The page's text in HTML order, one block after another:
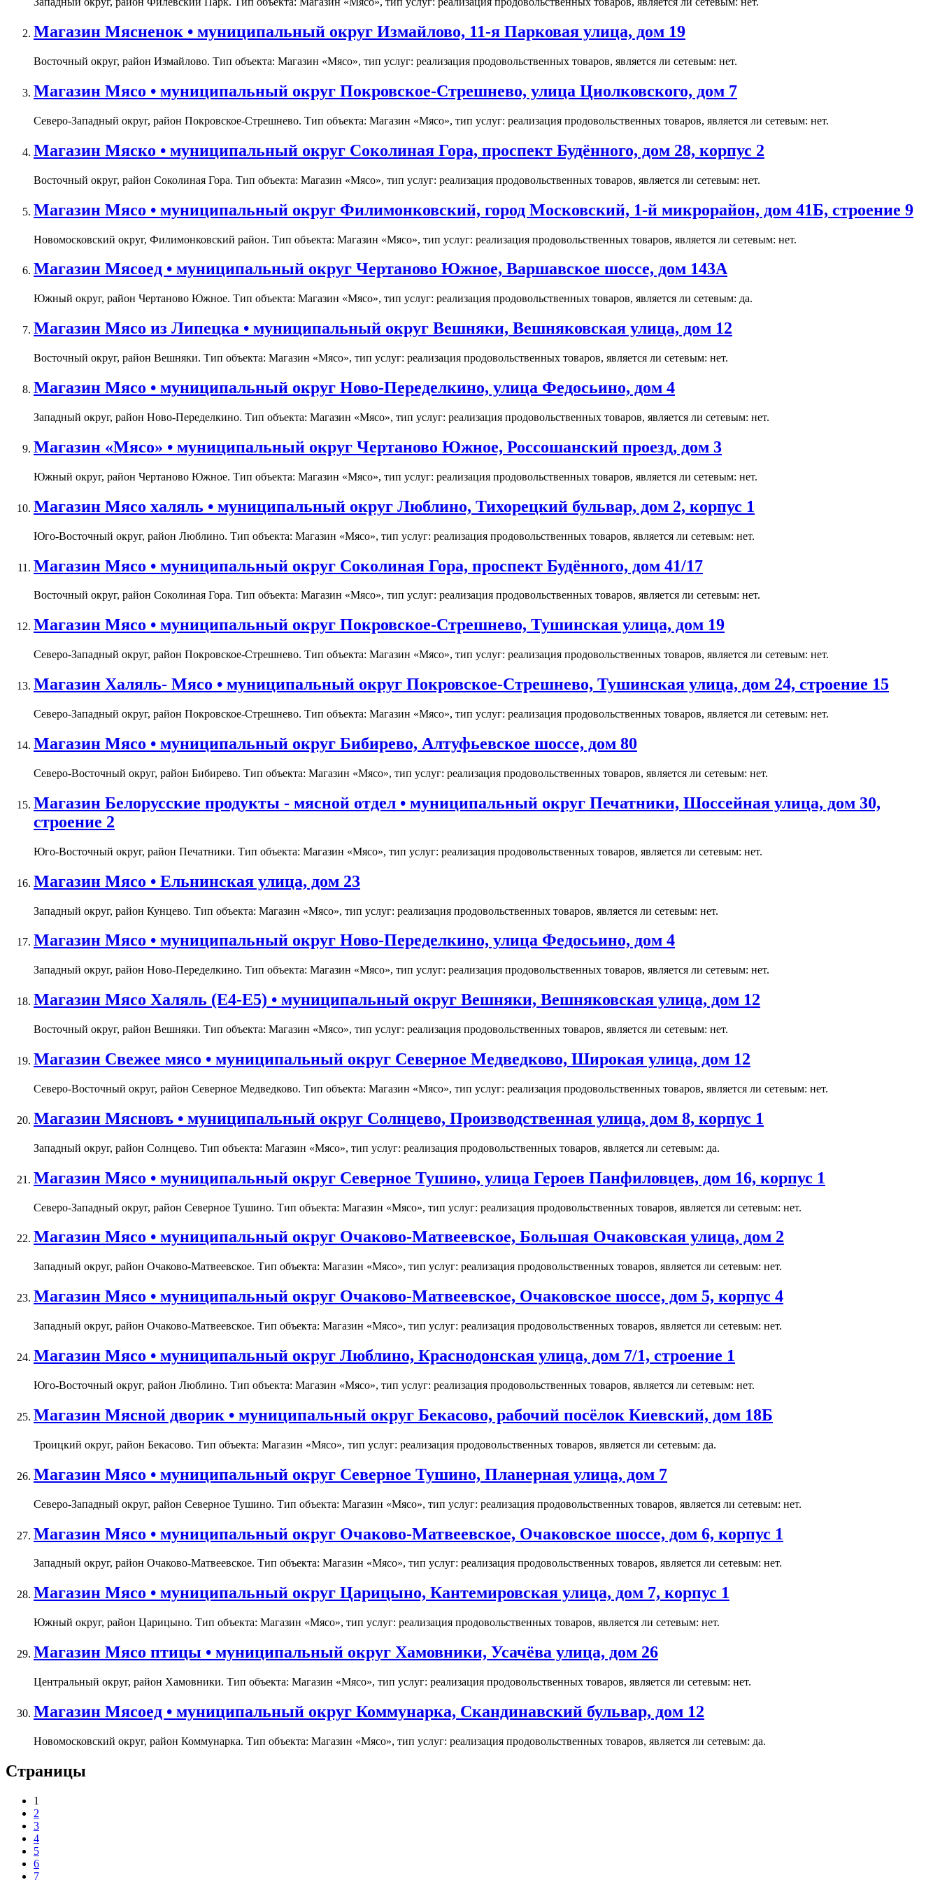
Магазин Мясненок • муниципальный округ Измайлово, 11-я Парковая улица, дом 19
Восточный округ, район Измайлово. Тип объекта: Магазин «Мясо», тип услуг: реализация продовольственных товаров, является ли сетевым: нет.
Магазин Мясо • муниципальный округ Покровское-Стрешнево, улица Циолковского, дом 7
Северо-Западный округ, район Покровское-Стрешнево. Тип объекта: Магазин «Мясо», тип услуг: реализация продовольственных товаров, является ли сетевым: нет.
Магазин Мяско • муниципальный округ Соколиная Гора, проспект Будённого, дом 28, корпус 2
Восточный округ, район Соколиная Гора. Тип объекта: Магазин «Мясо», тип услуг: реализация продовольственных товаров, является ли сетевым: нет.
Магазин Мясо • муниципальный округ Филимонковский, город Московский, 1-й микрорайон, дом 41Б, строение 9
Новомосковский округ, Филимонковский район. Тип объекта: Магазин «Мясо», тип услуг: реализация продовольственных товаров, является ли сетевым: нет.
Магазин Мясоед • муниципальный округ Чертаново Южное, Варшавское шоссе, дом 143А
Южный округ, район Чертаново Южное. Тип объекта: Магазин «Мясо», тип услуг: реализация продовольственных товаров, является ли сетевым: да.
Магазин Мясо из Липецка • муниципальный округ Вешняки, Вешняковская улица, дом 12
Восточный округ, район Вешняки. Тип объекта: Магазин «Мясо», тип услуг: реализация продовольственных товаров, является ли сетевым: нет.
Магазин Мясо • муниципальный округ Ново-Переделкино, улица Федосьино, дом 4
Западный округ, район Ново-Переделкино. Тип объекта: Магазин «Мясо», тип услуг: реализация продовольственных товаров, является ли сетевым: нет.
Магазин «Мясо» • муниципальный округ Чертаново Южное, Россошанский проезд, дом 3
Южный округ, район Чертаново Южное. Тип объекта: Магазин «Мясо», тип услуг: реализация продовольственных товаров, является ли сетевым: нет.
Магазин Мясо халяль • муниципальный округ Люблино, Тихорецкий бульвар, дом 2, корпус 1
Юго-Восточный округ, район Люблино. Тип объекта: Магазин «Мясо», тип услуг: реализация продовольственных товаров, является ли сетевым: нет.
Магазин Мясо • муниципальный округ Соколиная Гора, проспект Будённого, дом 41/17
Восточный округ, район Соколиная Гора. Тип объекта: Магазин «Мясо», тип услуг: реализация продовольственных товаров, является ли сетевым: нет.
Магазин Мясо • муниципальный округ Покровское-Стрешнево, Тушинская улица, дом 19
Северо-Западный округ, район Покровское-Стрешнево. Тип объекта: Магазин «Мясо», тип услуг: реализация продовольственных товаров, является ли сетевым: нет.
Магазин Халяль- Мясо • муниципальный округ Покровское-Стрешнево, Тушинская улица, дом 24, строение 15
Северо-Западный округ, район Покровское-Стрешнево. Тип объекта: Магазин «Мясо», тип услуг: реализация продовольственных товаров, является ли сетевым: нет.
Магазин Мясо • муниципальный округ Бибирево, Алтуфьевское шоссе, дом 80
Северо-Восточный округ, район Бибирево. Тип объекта: Магазин «Мясо», тип услуг: реализация продовольственных товаров, является ли сетевым: нет.
Магазин Белорусские продукты - мясной отдел • муниципальный округ Печатники, Шоссейная улица, дом 30,
строение 2
Юго-Восточный округ, район Печатники. Тип объекта: Магазин «Мясо», тип услуг: реализация продовольственных товаров, является ли сетевым: нет.
Магазин Мясо • Ельнинская улица, дом 23
Западный округ, район Кунцево. Тип объекта: Магазин «Мясо», тип услуг: реализация продовольственных товаров, является ли сетевым: нет.
Магазин Мясо • муниципальный округ Ново-Переделкино, улица Федосьино, дом 4
Западный округ, район Ново-Переделкино. Тип объекта: Магазин «Мясо», тип услуг: реализация продовольственных товаров, является ли сетевым: нет.
Магазин Мясо Халяль (Е4-Е5) • муниципальный округ Вешняки, Вешняковская улица, дом 12
Восточный округ, район Вешняки. Тип объекта: Магазин «Мясо», тип услуг: реализация продовольственных товаров, является ли сетевым: нет.
Магазин Свежее мясо • муниципальный округ Северное Медведково, Широкая улица, дом 12
Северо-Восточный округ, район Северное Медведково. Тип объекта: Магазин «Мясо», тип услуг: реализация продовольственных товаров, является ли сетевым: нет.
Магазин Мясновъ • муниципальный округ Солнцево, Производственная улица, дом 8, корпус 1
Западный округ, район Солнцево. Тип объекта: Магазин «Мясо», тип услуг: реализация продовольственных товаров, является ли сетевым: да.
Магазин Мясо • муниципальный округ Северное Тушино, улица Героев Панфиловцев, дом 16, корпус 1
Северо-Западный округ, район Северное Тушино. Тип объекта: Магазин «Мясо», тип услуг: реализация продовольственных товаров, является ли сетевым: нет.
Магазин Мясо • муниципальный округ Очаково-Матвеевское, Большая Очаковская улица, дом 2
Западный округ, район Очаково-Матвеевское. Тип объекта: Магазин «Мясо», тип услуг: реализация продовольственных товаров, является ли сетевым: нет.
Магазин Мясо • муниципальный округ Очаково-Матвеевское, Очаковское шоссе, дом 5, корпус 4
Западный округ, район Очаково-Матвеевское. Тип объекта: Магазин «Мясо», тип услуг: реализация продовольственных товаров, является ли сетевым: нет.
Магазин Мясо • муниципальный округ Люблино, Краснодонская улица, дом 7/1, строение 1
Юго-Восточный округ, район Люблино. Тип объекта: Магазин «Мясо», тип услуг: реализация продовольственных товаров, является ли сетевым: нет.
Магазин Мясной дворик • муниципальный округ Бекасово, рабочий посёлок Киевский, дом 18Б
Троицкий округ, район Бекасово. Тип объекта: Магазин «Мясо», тип услуг: реализация продовольственных товаров, является ли сетевым: да.
Магазин Мясо • муниципальный округ Северное Тушино, Планерная улица, дом 7
Северо-Западный округ, район Северное Тушино. Тип объекта: Магазин «Мясо», тип услуг: реализация продовольственных товаров, является ли сетевым: нет.
Магазин Мясо • муниципальный округ Очаково-Матвеевское, Очаковское шоссе, дом 6, корпус 1
Западный округ, район Очаково-Матвеевское. Тип объекта: Магазин «Мясо», тип услуг: реализация продовольственных товаров, является ли сетевым: нет.
Магазин Мясо • муниципальный округ Царицыно, Кантемировская улица, дом 7, корпус 1
Южный округ, район Царицыно. Тип объекта: Магазин «Мясо», тип услуг: реализация продовольственных товаров, является ли сетевым: нет.
Магазин Мясо птицы • муниципальный округ Хамовники, Усачёва улица, дом 26
Центральный округ, район Хамовники. Тип объекта: Магазин «Мясо», тип услуг: реализация продовольственных товаров, является ли сетевым: нет.
Магазин Мясоед • муниципальный округ Коммунарка, Скандинавский бульвар, дом 12
Новомосковский округ, район Коммунарка. Тип объекта: Магазин «Мясо», тип услуг: реализация продовольственных товаров, является ли сетевым: да.
Страницы
1
2
3
4
5
6
7